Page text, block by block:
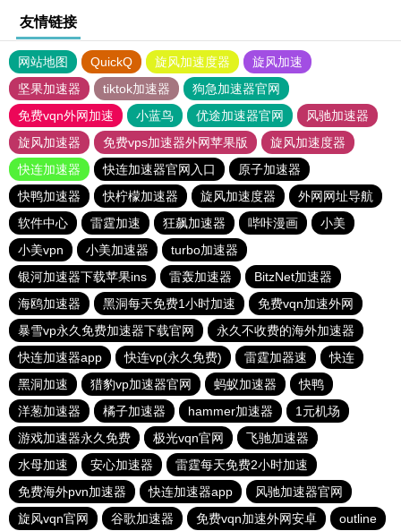
友情链接
网站地图 QuickQ 旋风加速度器
旋风加速
坚果加速器
tiktok加速器
狗急加速器官网
免费vqn外网加速
小蓝鸟 优途加速器官网
风驰加速器
旋风加速器
免费vps加速器外网苹果版
旋风加速度器
快连加速器
快连加速器官网入口
原子加速器
快鸭加速器
快柠檬加速器 旋风加速度器
外网网址导航
软件中心
雷霆加速 狂飙加速器 哔咔漫画
小美
小美vpn
小美加速器
turbo加速器
银河加速器下载苹果ins
雷轰加速器
BitzNet加速器
海鸥加速器
黑洞每天免费1小时加速
免费vqn加速外网
暴雪vp永久免费加速器下载官网
永久不收费的海外加速器
快连加速器app
快连vp(永久免费) 雷霆加器速
快连
黑洞加速
猎豹vp加速器官网 蚂蚁加速器
快鸭
洋葱加速器
橘子加速器 hammer加速器
1元机场
游戏加速器永久免费
极光vqn官网
飞驰加速器
水母加速
安心加速器
雷霆每天免费2小时加速
免费海外pvn加速器
快连加速器app
风驰加速器官网
旋风vqn官网
谷歌加速器 免费vqn加速外网安卓 outline